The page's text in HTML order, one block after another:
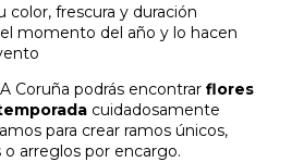
color, frescura y duración
momento del año y lo hacen
Coruña podrás encontrar flores
cuidadosamente
para crear ramos únicos,
arreglos por encargo.